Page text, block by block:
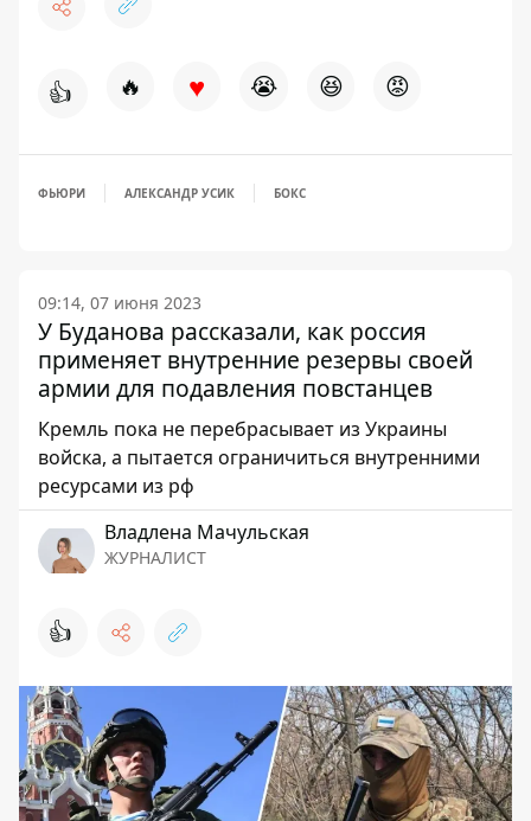
👍 🔥 ♥ 😭 😆 😡
ФЬЮРИ АЛЕКСАНДР УСИК БОКС
09:14, 07 июня 2023
У Буданова рассказали, как россия
применяет внутренние резервы своей
армии для подавления повстанцев
Кремль пока не перебрасывает из Украины
войска, а пытается ограничиться внутренними
ресурсами из рф
Владлена Мачульская
ЖУРНАЛИСТ
👍